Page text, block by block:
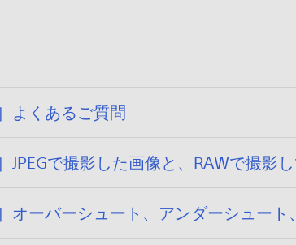
よくあるご質問
JPEGで撮影した画像と、RAWで撮影
オーバーシュート、アンダーシュー